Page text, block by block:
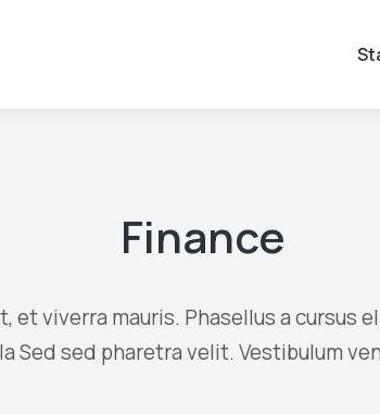
Finance
et viverra mauris. Phasellus a cursus
Sed sed pharetra velit. Vestibulum